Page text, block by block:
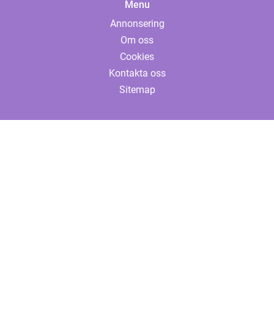
Menu
Annonsering
Om oss
Cookies
Kontakta oss
Sitemap